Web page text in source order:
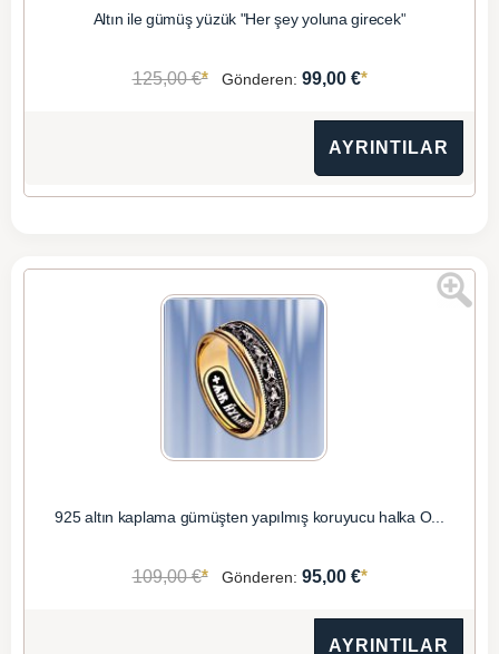
Altın ile gümüş yüzük "Her şey yoluna girecek"
125,00 €* Gönderen: 99,00 €*
AYRINTILAR
925 altın kaplama gümüşten yapılmış koruyucu halka O...
109,00 €* Gönderen: 95,00 €*
AYRINTILAR